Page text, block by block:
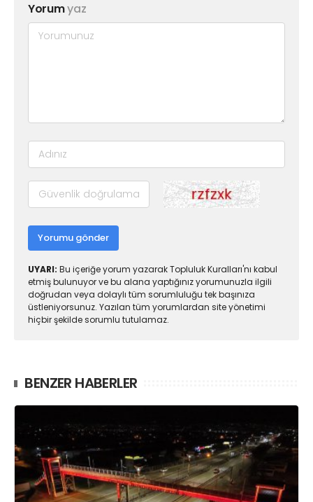
Yorumyaz
Yorumu gönder
UYARI: Bu içeriğe yorum yazarak Topluluk Kuralları'nı kabul
etmiş bulunuyor ve bu alana yaptığınız yorumunuzla ilgili
doğrudan veya dolaylı tüm sorumluluğu tek başınıza
üstleniyorsunuz. Yazılan tüm yorumlardan site yönetimi
hiçbir şekilde sorumlu tutulamaz.
BENZER HABERLER